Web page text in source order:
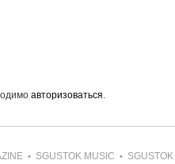
авторизоваться.
• SGUSTOK MUSIC •